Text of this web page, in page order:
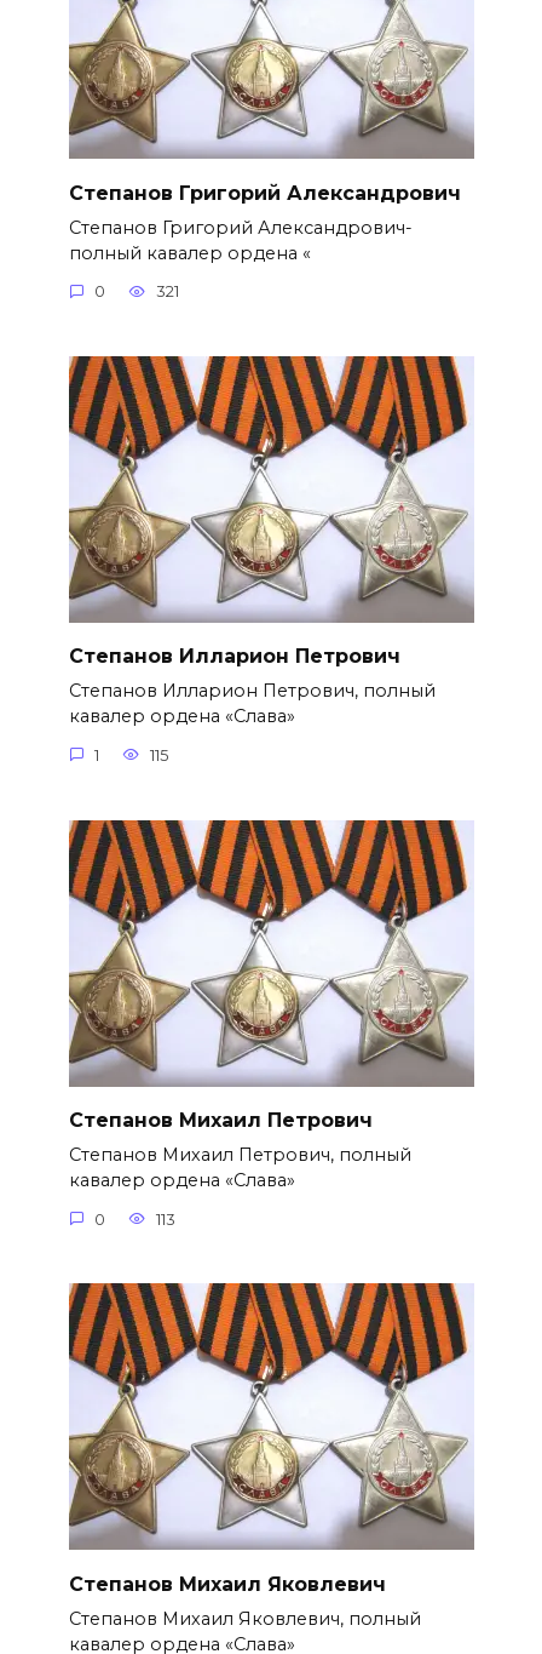
Степанов Григорий Александро­вич
Степанов Григорий Александро­вич-
полный кавалер ордена «
0 321
Степанов Илларион Петрович
Степанов Илларион Петрович, полный
кавалер ордена «Слава»
1 115
Степанов Михаил Петрович
Степанов Михаил Петрович, полный
кавалер ордена «Слава»
0 113
Степанов Михаил Яковлевич
Степанов Михаил Яковлевич, полный
кавалер ордена «Слава»